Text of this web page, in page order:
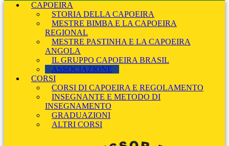
CAPOEIRA
STORIA DELLA CAPOEIRA
MESTRE BIMBA E LA CAPOEIRA
REGIONAL
MESTRE PASTINHA E LA CAPOEIRA
ANGOLA
IL GRUPPO CAPOEIRA BRASIL
ASSOCIAZIONE
CORSI
CORSI DI CAPOEIRA E REGOLAMENTO
INSEGNANTE E METODO DI
INSEGNAMENTO
GRADUAZIONI
ALTRI CORSI